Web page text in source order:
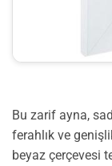
Bu zarif ayna,
ferahlık ve
beyaz çerçevesi